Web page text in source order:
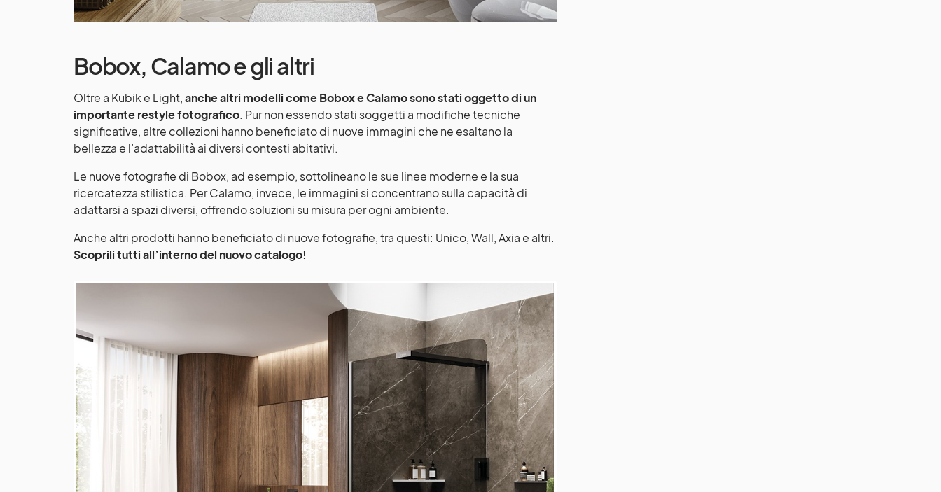
Bobox, Calamo e gli altri
Oltre a Kubik e Light,anche altri modelli come Bobox e Calamo sono stati oggetto di un
importante restylefotografico. Pur non essendo stati soggetti a modifiche tecniche
significative, altre collezioni hanno beneficiato di nuove immagini che ne esaltano la
bellezza e l’adattabilità ai diversi contesti abitativi.
Le nuove fotografie di Bobox, ad esempio, sottolineano le sue linee moderne e la sua
ricercatezza stilistica. Per Calamo, invece, le immagini si concentrano sulla capacità di
adattarsi a spazi diversi, offrendo soluzioni su misura per ogni ambiente.
Anche altri prodotti hanno beneficiato di nuove fotografie, tra questi: Unico, Wall, Axia e altri.
Scoprili tutti all’interno del nuovo catalogo!